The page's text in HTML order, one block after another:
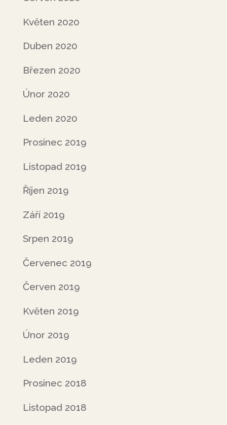
Květen 2020
Duben 2020
Březen 2020
Únor 2020
Leden 2020
Prosinec 2019
Listopad 2019
Říjen 2019
Září 2019
Srpen 2019
Červenec 2019
Červen 2019
Květen 2019
Únor 2019
Leden 2019
Prosinec 2018
Listopad 2018